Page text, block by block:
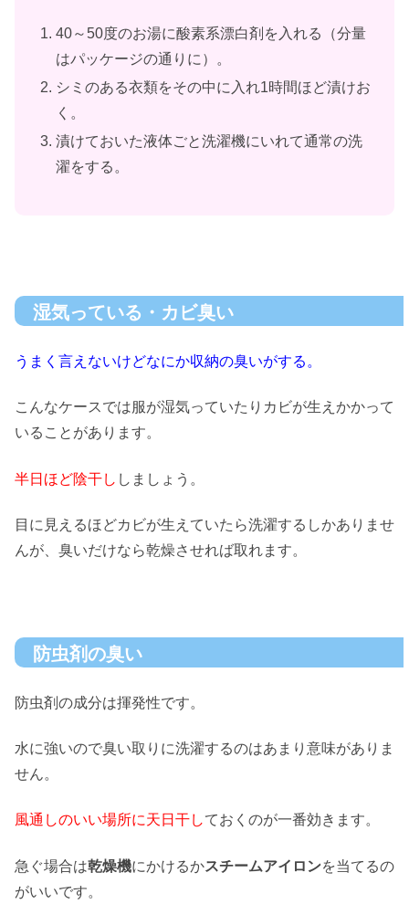
40～50度のお湯に酸素系漂白剤を入れる（分量
はパッケージの通りに）。
シミのある衣類をその中に入れ1時間ほど漬けお
く。
漬けておいた液体ごと洗濯機にいれて通常の洗
濯をする。
湿気っている・カビ臭い
うまく言えないけどなにか収納の臭いがする。
こんなケースでは服が湿気っていたりカビが生えかかって
いることがあります。
半日ほど陰干し しましょう。
目に見えるほどカビが生えていたら洗濯するしかありませ
んが、臭いだけなら乾燥させれば取れます。
防虫剤の臭い
防虫剤の成分は揮発性です。
水に強いので臭い取りに洗濯するのはあまり意味がありま
せん。
風通しのいい場所に天日干しておくのが一番効きます。
急ぐ場合は乾燥機にかけるかスチームアイロンを当てるの
がいいです。